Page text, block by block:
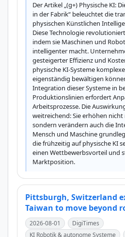
Der Artikel „(g+) Physische KI:
in der Fabrik“ beleuchtet die
physischen Künstlichen
Diese Technologie
indem sie Maschinen und
intelligenter macht.
gesteigerter Effizienz und
physische KI-Systeme
eigenständig bewältigen
Integration dieser Systeme in
Produktionslinien erfordert
Arbeitsprozesse. Die
weitreichend: Sie erhöhen
sondern verändern auch die
Mensch und Maschine
die frühzeitig auf physische KI
einen Wettbewerbsvorteil und
Marktposition.
Pittsburgh, Switzerland
Taiwan to move beyond
2026-08-01
DigiTimes
KI Robotik & autonome Systeme